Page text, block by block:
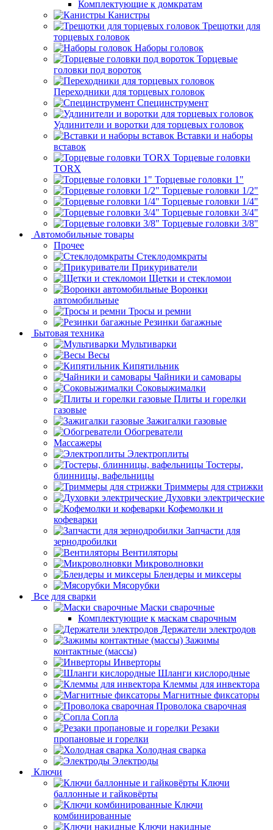
Комплектующие к домкратам
Канистры
Трещотки для
торцевых головок
Наборы головок
Торцевые
головки под вороток
Переходники для торцевых головок
Специнструмент
Удлинители и воротки для торцевых головок
Вставки и наборы
вставок
Торцевые головки
TORX
Торцевые головки 1"
Торцевые головки 1/2"
Торцевые головки 1/4"
Торцевые головки 3/4"
Торцевые головки 3/8"
Автомобильные товары
Прочее
Стеклодомкраты
Прикуриватели
Щетки и стекломои
Воронки
автомобильные
Тросы и ремни
Резинки багажные
Бытовая техника
Мультиварки
Весы
Кипятильник
Чайники и самовары
Соковыжималки
Плиты и горелки
газовые
Зажигалки газовые
Обогреватели
Массажеры
Электроплиты
Тостеры,
блинницы, вафельницы
Триммеры для стрижки
Духовки электрические
Кофемолки и
кофеварки
Запчасти для
зернодробилки
Вентиляторы
Микроволновки
Блендеры и миксеры
Мясорубки
Все для сварки
Маски сварочные
Комплектующие к маскам сварочным
Держатели электродов
Зажимы
контактные (массы)
Инверторы
Шланги кислородные
Клеммы для инвектора
Магнитные фиксаторы
Проволока сварочная
Сопла
Резаки
пропановые и горелки
Холодная сварка
Электроды
Ключи
Ключи
баллонные и гайковёрты
Ключи
комбинированные
Ключи накидные